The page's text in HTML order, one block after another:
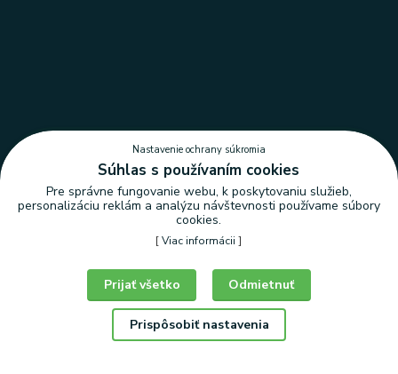
Nastavenie ochrany súkromia
Nastavenie ochrany súkromia
Súhlas s používaním cookies
Pre správne fungovanie webu, k poskytovaniu služieb,
personalizáciu reklám a analýzu návštevnosti používame súbory
cookies.
[Viac informácii ]
Odmietnuť
Prispôsobiť nastavenia
Prijať všetko